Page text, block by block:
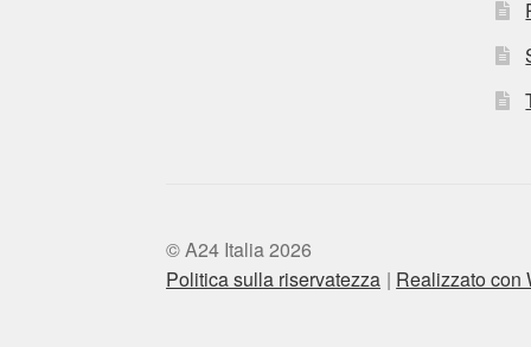
© A24 Italia 2026
Politica sulla riservatezza
Realizzato con